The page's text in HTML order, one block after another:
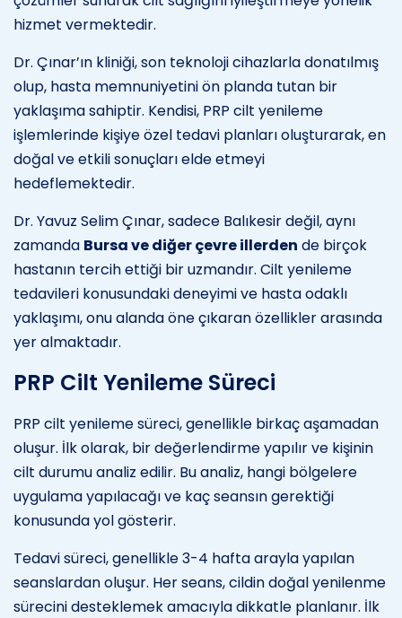
hizmet vermektedir.
Dr. Çınar’ın kliniği, son teknoloji cihazlarla donatılmış
olup, hasta memnuniyetini ön planda tutan bir
yaklaşıma sahiptir. Kendisi, PRP cilt yenileme
işlemlerinde kişiye özel tedavi planları oluşturarak, en
doğal ve etkili sonuçları elde etmeyi
hedeflemektedir.
Dr. Yavuz Selim Çınar, sadece Balıkesir değil, aynı
zamanda Bursa ve diğer çevre illerden de birçok
hastanın tercih ettiği bir uzmandır. Cilt yenileme
tedavileri konusundaki deneyimi ve hasta odaklı
yaklaşımı, onu alanda öne çıkaran özellikler arasında
yer almaktadır.
PRP Cilt Yenileme Süreci
PRP cilt yenileme süreci, genellikle birkaç aşamadan
oluşur. İlk olarak, bir değerlendirme yapılır ve kişinin
cilt durumu analiz edilir. Bu analiz, hangi bölgelere
uygulama yapılacağı ve kaç seansın gerektiği
konusunda yol gösterir.
Tedavi süreci, genellikle 3-4 hafta arayla yapılan
seanslardan oluşur. Her seans, cildin doğal yenilenme
sürecini desteklemek amacıyla dikkatle planlanır. İlk